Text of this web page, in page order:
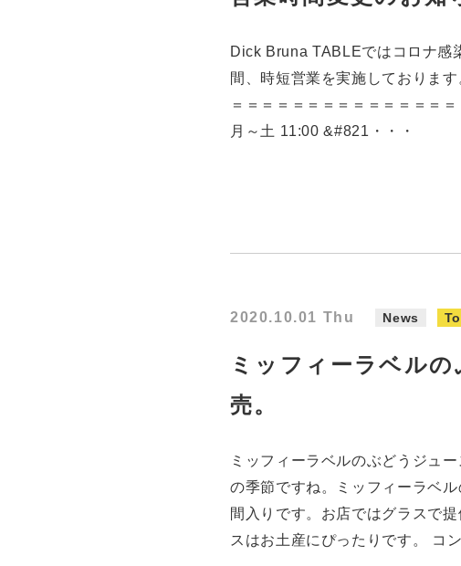
Dick Bruna TABLEではコロナ感
間、時短営業を実施しておりま
＝＝＝＝＝＝＝＝＝＝＝＝＝＝
月～土 11:00 &#821・・・
2020.10.01 Thu News
ミッフィーラベル
売。
ミッフィーラベルのぶどうジュ
の季節ですね。ミッフィーラベ
間入りです。お店ではグラスで
スはお土産にぴったりです。 コ